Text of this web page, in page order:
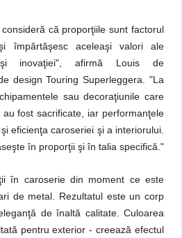
că proporţiile sunt factorul
împărtăşesc aceleaşi valori ale
şi inovaţiei", afirmă Louis de
design Touring Superleggera. "La
sau decoraţiunile care
fost sacrificate, iar performanţele
eficienţa caroseriei şi a interiorului.
în proporţii şi în talia specifică."
în caroserie din moment ce este
de metal. Rezultatul este un corp
de înaltă calitate. Culoarea
pentru exterior - creează efectul